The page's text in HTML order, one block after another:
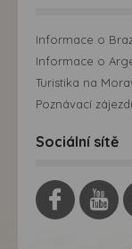
Informace o
Informace o
Turistika na
Poznávací
Sociální sítě